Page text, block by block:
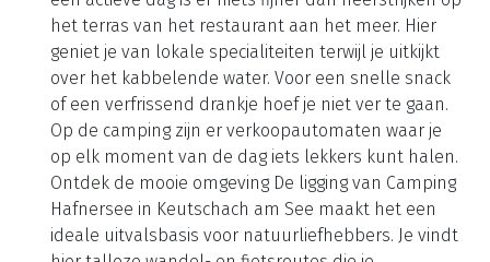
prachtig uitzicht. Of je nu de voorkeur geeft aan een
zonnige plek of liever de koelte van de schaduw
opzoekt, er is altijd een plek die bij je past. De
moderne sanitairgebouwen zijn voorzien van
warme douches en een speciale babyruimte, zodat
ook jonge gezinnen zich hier helemaal thuis
voelen. Zelfs aan je trouwe viervoeter is gedacht.
Honden zijn van harte welkom op de camping en
kunnen gebruikmaken van een apart
hondenstrand en een speciale hondendouche. Na